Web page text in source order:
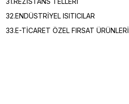
32.ENDÜSTRİYEL ISITICILAR
33.E-TİCARET ÖZEL FIRSAT ÜRÜNLERİ